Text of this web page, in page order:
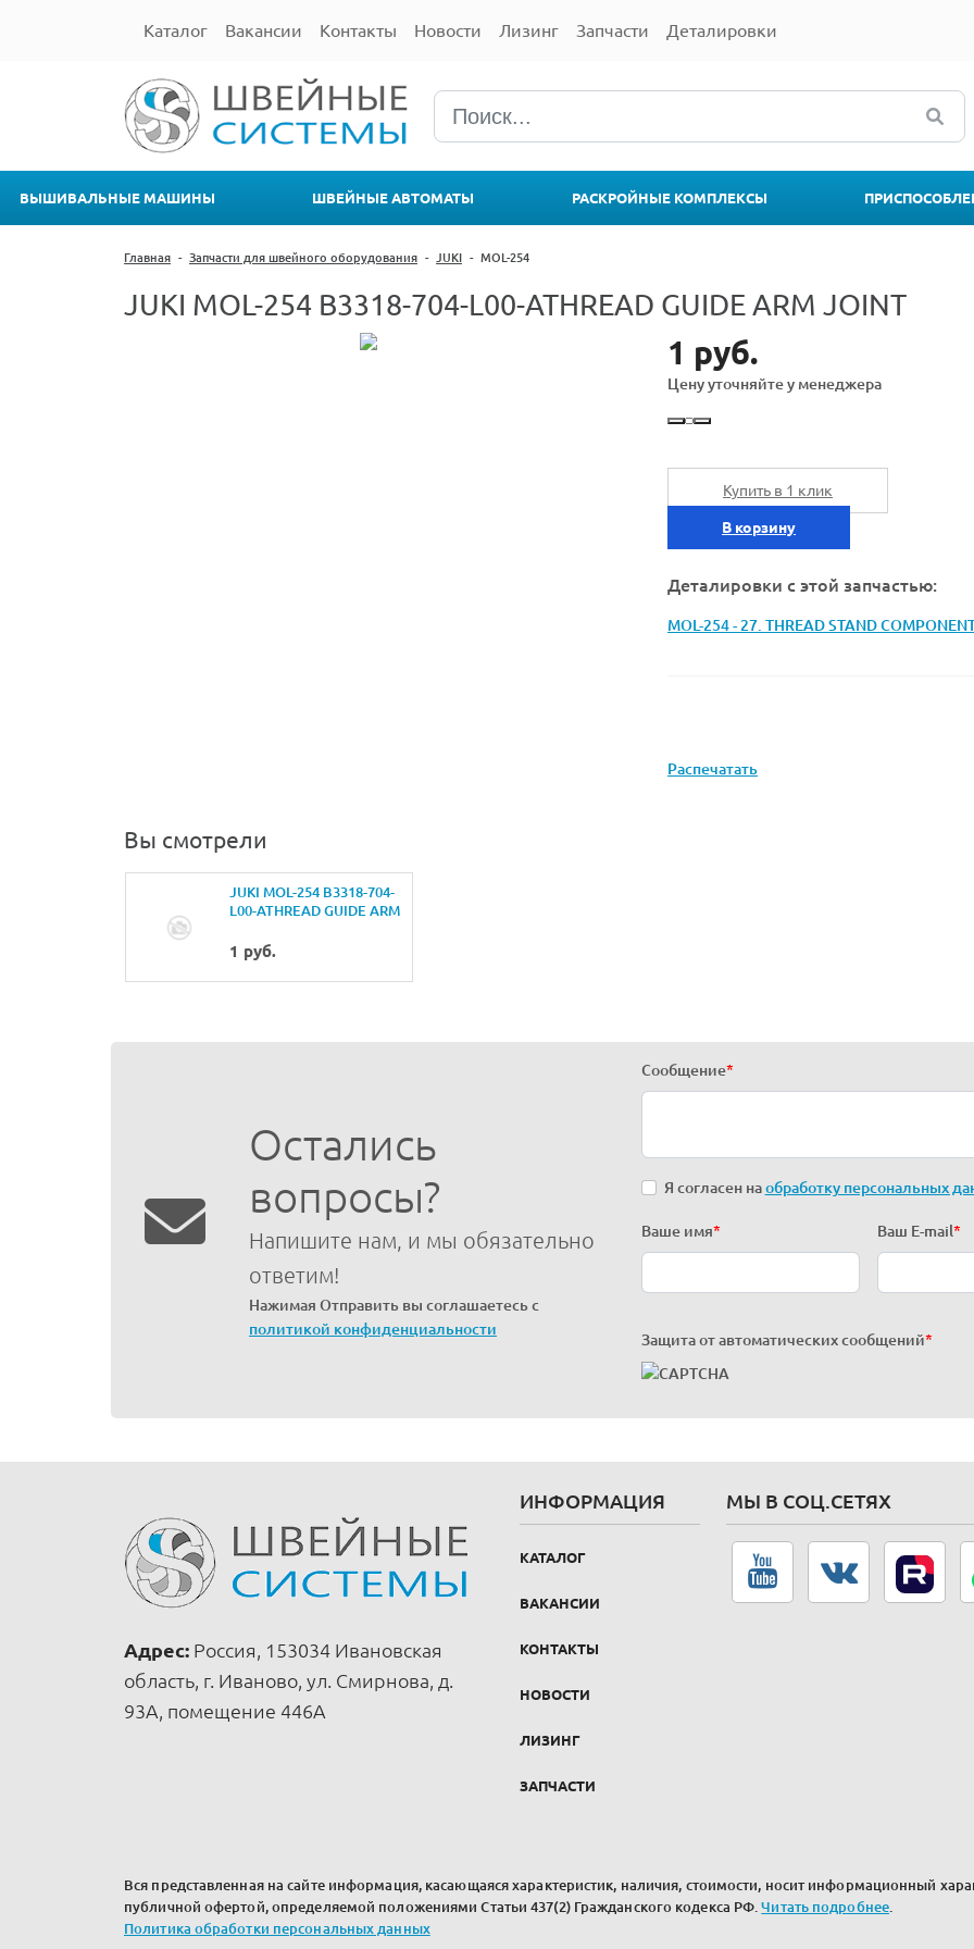
Каталог Вакансии Контакты Новости Лизинг Запчасти Деталировки
ВЫШИВАЛЬНЫЕ МАШИНЫ ШВЕЙНЫЕ АВТОМАТЫ РАСКРОЙНЫЕ КОМПЛЕКСЫ
Главная - Запчасти для швейного оборудования - JUKI - MOL-254
JUKI MOL-254 B3318-704-L00-ATHREAD GUIDE ARM JOINT
1 руб.
Цену уточняйте у менеджера
Купить в 1 клик
В корзину
Деталировки с этой запчастью:
MOL-254 - 27. THREAD STAND
Распечатать
Вы смотрели
JUKI MOL-254 B3318-704-
L00-ATHREAD GUIDE ARM
1 руб.
Остались
вопросы?
Напишите нам, и мы обязательно
ответим!
Нажимая Отправить вы соглашаетесь с
политикой конфиденциальности
Сообщение*
Я согласен наобработку персональных
Ваше имя* Ваш E-mail*
Защита от автоматических сообщений*
Адрес: Россия, 153034 Ивановская
область, г. Иваново, ул. Смирнова, д.
93А, помещение 446А
ИНФОРМАЦИЯ
КАТАЛОГ
ВАКАНСИИ
КОНТАКТЫ
НОВОСТИ
ЛИЗИНГ
ЗАПЧАСТИ
МЫ В СОЦ.СЕТЯХ
Вся представленная на сайте информация, касающаяся характеристик, наличия, стоимости, носит информационный
публичной офертой, определяемой положениями Статьи 437(2) Гражданского кодекса РФ.Читать подробнее.
Политика обработки персональных данных